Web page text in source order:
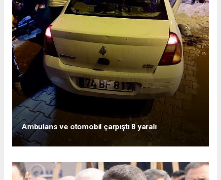
Ambulans ve otomobil çarpıştı 8 yaralı